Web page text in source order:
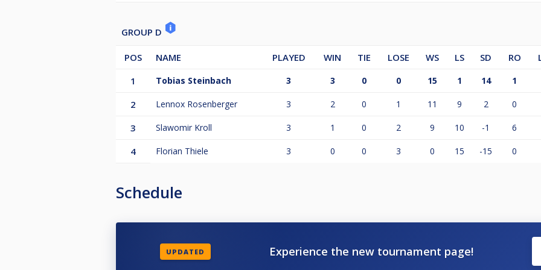
GROUP D
POS NAME PLAYED WIN TIE LOSE WS LS SD RO
1
Tobias Steinbach 3 3 0 0 15 1 14 1
2 Lennox Rosenberger 3 2 0 1 11 9 2 0
3 Slawomir Kroll 3 1 0 2 9 10 -1 6
4 Florian Thiele 3 0 0 3 0 15 -15 0
Schedule
UPDATED Experience the new tournament page!